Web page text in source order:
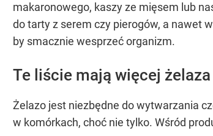
makaronowego, kaszy ze mięsem lub
do tarty z serem czy pierogów, a nawet
by smacznie wesprzeć organizm.
Te liście mają więcej
Żelazo jest niezbędne do wytwarzania
w komórkach, choć nie tylko. Wśród